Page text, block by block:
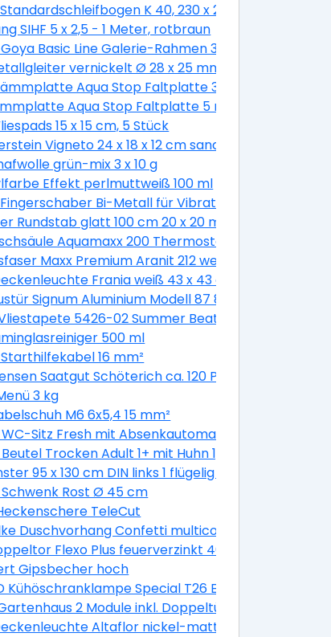
eloxiert silber
K 40, 230 x 280 cm
SIHF 5 x 2,5 - 1 Meter, rotbraun
160 cm
Basic Line Galerie-Rahmen 30 x 30 cm
vernickelt Ø 28 x 25 mm -1 Stück
Aqua Stop Faltplatte 3 mm stark
glänzend
Aqua Stop Faltplatte 5 mm stark
15 x 15 cm, 5 Stück
Vigneto 24 x 18 x 12 cm sandsteingelb
Schaft Ø 6 mm
grün-mix 3 x 10 g
Effekt perlmuttweiß 100 ml
- 40 StückBi-Metall für Vibrationssägen
Rundstab glatt 100 cm 20 x 20 mm
Aquamaxx 200 Thermostat Thermostat,
Maxx Premium Aranit 212 weiß 12,5 x 0,53 m
Frania weiß 43 x 43 cm warmweiß
cm, DIN rechts, weiß/titan
Signum Aluminium Modell 87 88 x 200 cm, DIN
Glas
5426-02 Summer Beat floral beige 10,05
500 ml
16 mm²
Saatgut Schöterich ca. 120 Pflanzen
3 kg
M6 6x5,4 15 mm²
Sitz Fresh mit Absenkautomatik
Beutel Trocken Adult 1+ mit Huhn 1,9 kg 1,9 kg
95 x 130 cm DIN links 1 flügelig Dreh-Kipp
OakRost Ø 45 cm
TeleCut
anthrazit
Duschvorhang Confetti multicolor, 180 x 200 cm
cm Flexo Plus feuerverzinkt 400 x 160 cm
Gipsbecher hoch
Kühöschranklampe Special T26 E14 2,3W
2 Module inkl. Doppeltür 10,5 m²
Altaflor nickel-matt 65 x 30 cm